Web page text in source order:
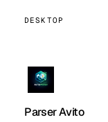
DESKTOP
Parser Avito